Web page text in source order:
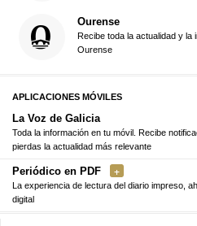
Ourense
Recibe toda la actualidad y
Ourense
APLICACIONES MÓVILES
La Voz de Galicia
Toda la información en tu móvil. Recibe
pierdas la actualidad más relevante
Periódico en PDF
La experiencia de lectura del diario impreso,
digital